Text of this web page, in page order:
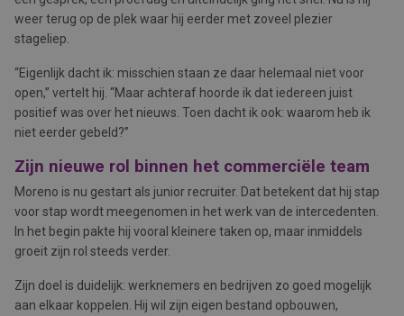
weer terug op de plek waar hij eerder met zoveel plezier
stageliep.
“Eigenlijk dacht ik: misschien staan ze daar helemaal niet voor
open,” vertelt hij. “Maar achteraf hoorde ik dat iedereen juist
positief was over het nieuws. Toen dacht ik ook: waarom heb ik
niet eerder gebeld?”
Zijn nieuwe rol binnen het commerciële team
Moreno is nu gestart als junior recruiter. Dat betekent dat hij stap
voor stap wordt meegenomen in het werk van de intercedenten.
In het begin pakte hij vooral kleinere taken op, maar inmiddels
groeit zijn rol steeds verder.
Zijn doel is duidelijk: werknemers en bedrijven zo goed mogelijk
aan elkaar koppelen. Hij wil zijn eigen bestand opbouwen,